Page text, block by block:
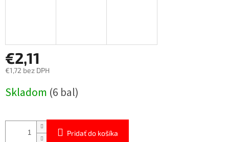
€2,11
€1,72 bez DPH
cena:
Skladom (6 bal)
Pridať do košíka